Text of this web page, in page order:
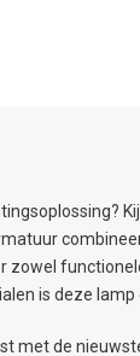
is deze lamp
met de